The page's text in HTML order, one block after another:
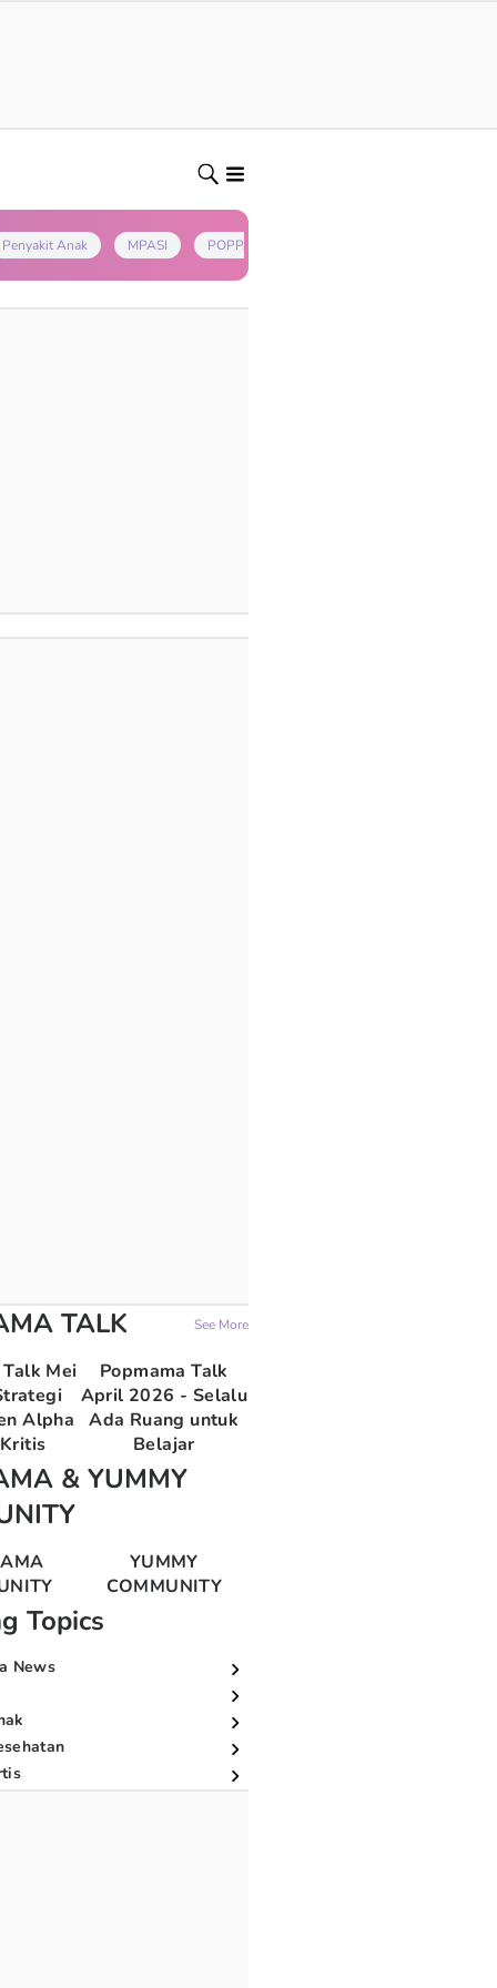
Penyakit Anak MPASI POPPAPA
TALK See More
Mei
Alpha
Popmama Talk
April 2026 - Selalu
Ada Ruang untuk
Belajar
& YUMMY
YUMMY
COMMUNITY
Topics
News